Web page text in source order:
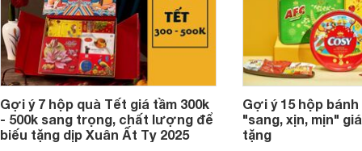
Gợi ý 7 hộp quà Tết giá tầm 300k
- 500k sang trọng, chất lượng để
biếu tặng dịp Xuân Ất Tỵ 2025
Gợi ý 15 hộp
"sang, xịn, mịn"
tặng